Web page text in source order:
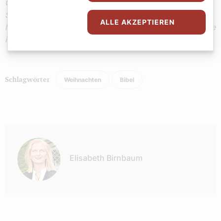
Quelle: Lektionar für die Bistümer des deutschen
Sprachgebiets. Authentische Ausgabe für den
liturgischen Gebrauch. Band I: Die Sonntage und Festtage
im Lesejahr A, Freiburg u. a. 2019. © staeko.net
Schlagwörter Weihnachten Bibel
Elisabeth Birnbaum
ALLE AKZEPTIEREN